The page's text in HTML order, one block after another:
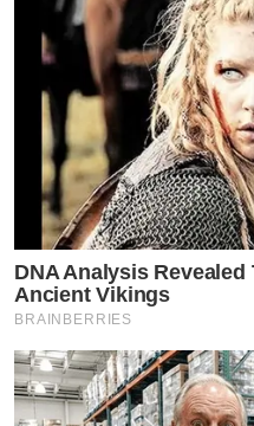
DNA Analysis
Ancient Vikings
BRAINBERRIES